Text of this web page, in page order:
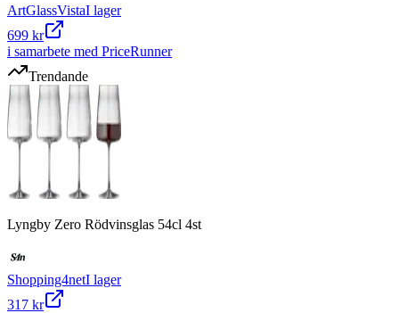
ArtGlassVistaI lager
699 kr
i samarbete med PriceRunner
Trendande
Lyngby Zero Rödvinsglas 54cl 4st
Shopping4netI lager
317 kr